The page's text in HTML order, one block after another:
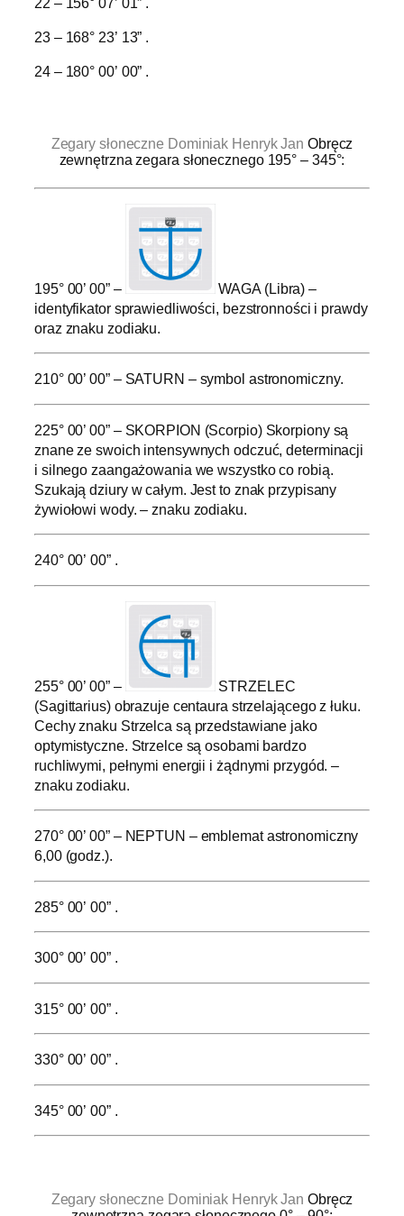
23 – 168° 23’ 13” .
24 – 180° 00’ 00” .
Zegary słoneczne Dominiak Henryk Jan Obręcz
zewnętrzna zegara słonecznego 195° – 345°:
195° 00’ 00” –
WAGA (Libra) –
identyfikator sprawiedliwości, bezstronności i prawdy
oraz znaku zodiaku.
210° 00’ 00” – SATURN – symbol astronomiczny.
225° 00’ 00” – SKORPION (Scorpio) Skorpiony są
znane ze swoich intensywnych odczuć, determinacji
i silnego zaangażowania we wszystko co robią.
Szukają dziury w całym. Jest to znak przypisany
żywiołowi wody. – znaku zodiaku.
240° 00’ 00” .
255° 00’ 00” –
STRZELEC
(Sagittarius) obrazuje centaura strzelającego z łuku.
Cechy znaku Strzelca są przedstawiane jako
optymistyczne. Strzelce są osobami bardzo
ruchliwymi, pełnymi energii i żądnymi przygód. –
znaku zodiaku.
270° 00’ 00” – NEPTUN – emblemat astronomiczny
6,00 (godz.).
285° 00’ 00” .
300° 00’ 00” .
315° 00’ 00” .
330° 00’ 00” .
345° 00’ 00” .
Zegary słoneczne Dominiak Henryk Jan Obręcz